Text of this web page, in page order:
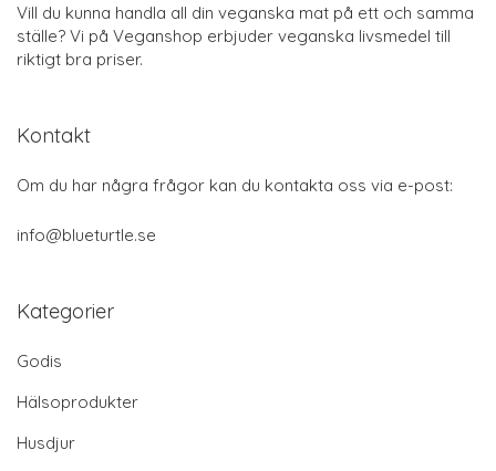
Vill du kunna handla all din veganska mat på ett och samma
ställe? Vi på Veganshop erbjuder veganska livsmedel till
riktigt bra priser.
Kontakt
Om du har några frågor kan du kontakta oss via e-post:
info@blueturtle.se
Kategorier
Godis
Hälsoprodukter
Husdjur